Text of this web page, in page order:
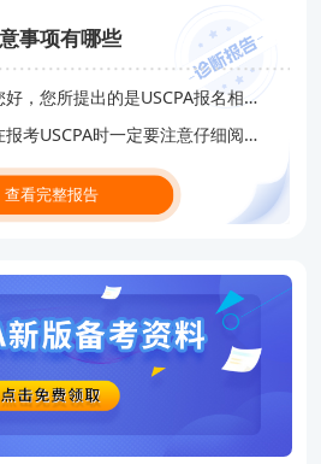
品中出现的“高顿”字样进行删减、替换
将依法追究其法律责任。 本网站的部分
明作者和出处。本网站转载的目的在于
同其观点或证实其描述，本网站不对其
站刊载作品涉及版权等问题，请与本网站
，电话：021-31587497)，本网站核实
事项有哪些
【问题分析】您好，您所提出的是USCPA报名相关的问题
【解决方案】在报考USCPA时一定要注意仔细阅读官方网站中的考试报名通知和相关规定，确保自己符合报考条件并按照规定的程序和步骤进行报名和缴费。
查看完整报告